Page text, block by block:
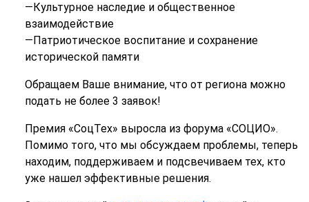
—Культурное наследие и общественное
взаимодействие
—Патриотическое воспитание и сохранение
исторической памяти
Обращаем Ваше внимание, что от региона можно
подать не более 3 заявок!
Премия «СоцТех» выросла из форума «СОЦИО».
Помимо того, что мы обсуждаем проблемы, теперь
находим, поддерживаем и подсвечиваем тех, кто
уже нашел эффективные решения.